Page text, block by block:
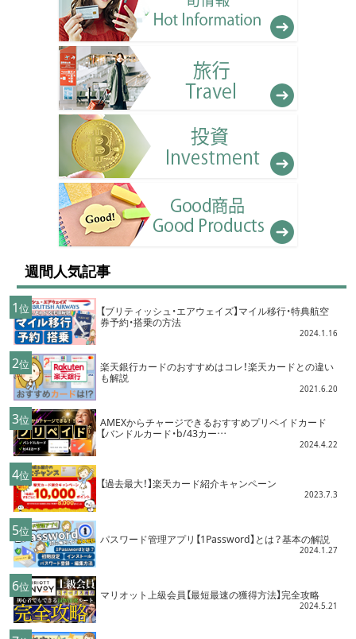
週間人気記事
1位 【ブリティッシュ・エアウェイズ】マイル移行・特典航空
券予約・搭乗の方法
2024.1.16
2位 楽天銀行カードのおすすめはコレ！楽天カードとの違い
も解説
2021.6.20
3位 AMEXからチャージできるおすすめプリペイドカード
【バンドルカード・b/43カー…
2024.4.22
4位
【過去最大！】楽天カード紹介キャンペーン
2023.7.3
5位
パスワード管理アプリ【1Password】とは？基本の解説
2024.1.27
6位
マリオット上級会員【最短最速の獲得方法】完全攻略
2024.5.21